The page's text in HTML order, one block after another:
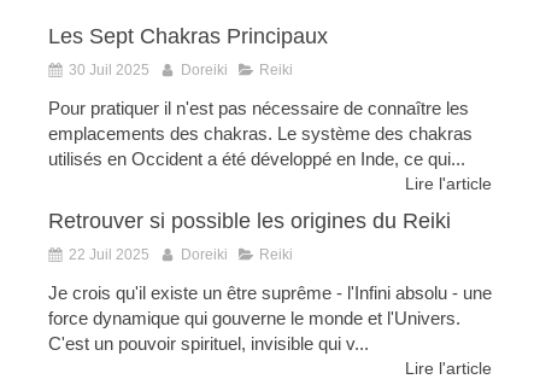
Les Sept Chakras Principaux
30 Juil 2025 Doreiki Reiki
Pour pratiquer il n'est pas nécessaire de connaître les
emplacements des chakras. Le système des chakras
utilisés en Occident a été développé en Inde, ce qui...
Lire l'article
Retrouver si possible les origines du Reiki
22 Juil 2025 Doreiki Reiki
Je crois qu'il existe un être suprême - l'Infini absolu - une
force dynamique qui gouverne le monde et l'Univers.
C'est un pouvoir spirituel, invisible qui v...
Lire l'article